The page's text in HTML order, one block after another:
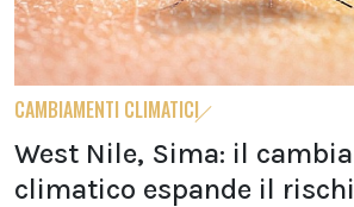
CAMBIAMENTI CLIMATICI
West Nile, Sima: il
climatico espande il